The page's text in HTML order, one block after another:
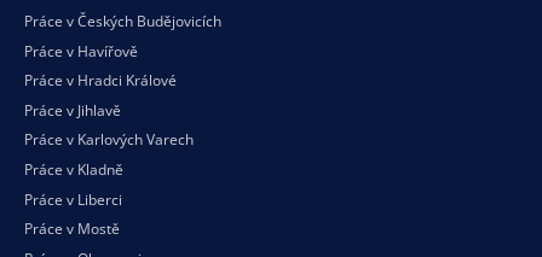
Práce v Českých Budějovicích
Práce v Havířově
Práce v Hradci Králové
Práce v Jihlavě
Práce v Karlových Varech
Práce v Kladně
Práce v Liberci
Práce v Mostě